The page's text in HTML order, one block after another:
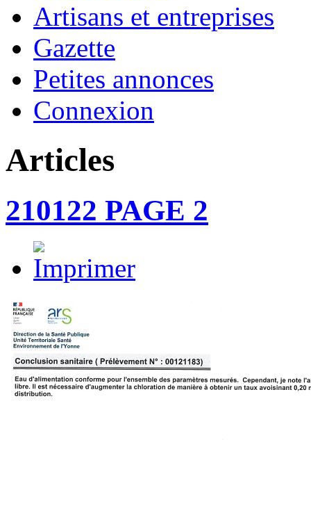
Artisans et entreprises
Gazette
Petites annonces
Connexion
Articles
210122 PAGE 2